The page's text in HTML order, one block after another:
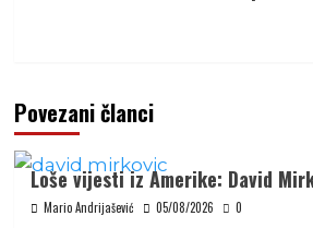
Povezani članci
Loše vijesti iz Amerike: David
Mario Andrijašević 05/08/2026 0